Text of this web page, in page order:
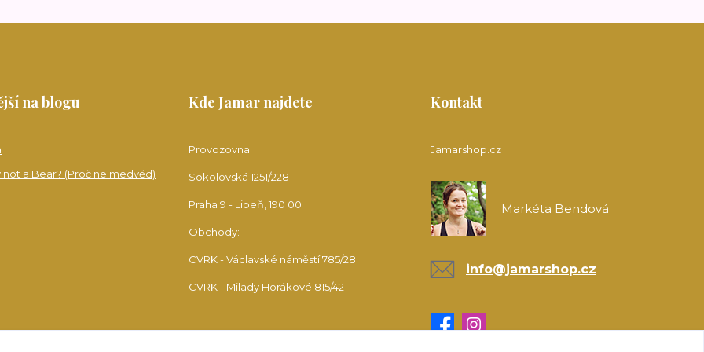
na blogu
not a Bear? (Proč ne medvěd)
Kde Jamar najdete
Provozovna:
Sokolovská 1251/228
Praha 9 - Libeň, 190 00
Obchody:
CVRK - Václavské náměstí 785/28
CVRK - Milady Horákové 815/42
Kontakt
Jamarshop.cz
Markéta Bendová
info@jamarshop.cz